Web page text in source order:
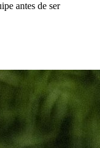
antes de ser